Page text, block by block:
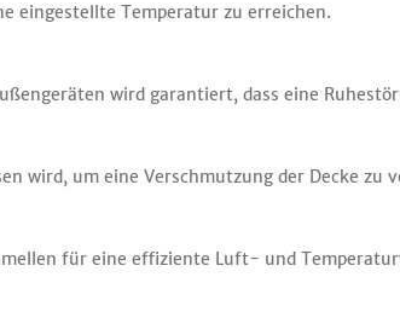
eingestellte Temperatur zu erreichen.
wird garantiert, dass eine
wird, um eine Verschmutzung der Decke zu
für eine effiziente Luft- und